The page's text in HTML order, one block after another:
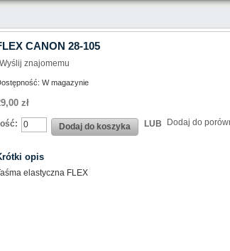
CANON 28-105
Wyślij znajomemu
W magazynie
zł
Ilość: Dodaj do koszyka LUB Dodaj do
opis
elastyczna FLEX